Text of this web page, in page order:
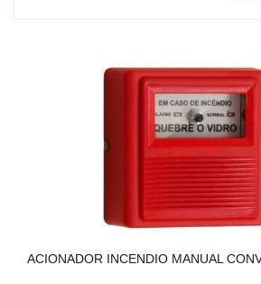
ACIONADOR INCENDIO MANUAL